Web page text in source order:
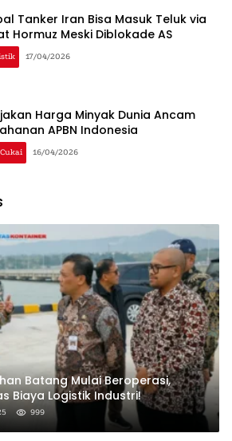
Tanker Iran Bisa Masuk Teluk via
Hormuz Meski Diblokade AS
17/04/2026
Harga Minyak Dunia Ancam
APBN Indonesia
16/04/2026
Batang Mulai Beroperasi,
Biaya Logistik Industri!
999